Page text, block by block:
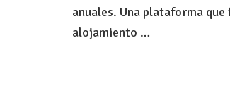
anuales. Una plataforma
alojamiento …